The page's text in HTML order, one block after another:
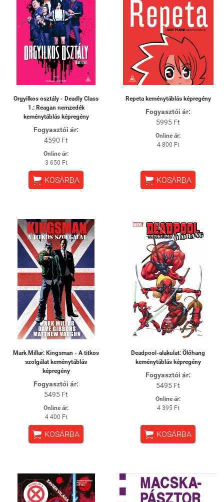
Orgyilkos osztály - Deadly Class
1.: Reagan nemzedék
keménytáblás képregény
Fogyasztói ár:
4590 Ft
Online ár:
3 650 Ft
 KOSÁRBA
Repeta keménytáblás képregény
Fogyasztói ár:
5995 Ft
Online ár:
4 800 Ft
 KOSÁRBA
Mark Millar: Kingsman - A titkos
szolgálat keménytáblás
képregény
Fogyasztói ár:
5495 Ft
Online ár:
4 400 Ft
 KOSÁRBA
Deadpool-alakulat: Ölőhang
keménytáblás képregény
Fogyasztói ár:
5495 Ft
Online ár:
4 395 Ft
 KOSÁRBA